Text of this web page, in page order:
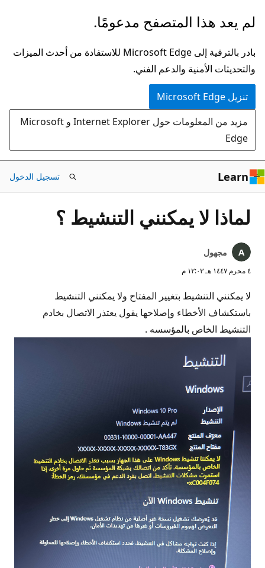
تخطي
إلى
المحتوى
الرئيسي
لم يعد هذا المتصفح مدعومًا.
بادر بالترقية إلى Microsoft Edge للاستفادة من أحدث الميزات
والتحديثات الأمنية والدعم الفني.
تنزيل Microsoft Edge
مزيد من المعلومات حول Internet Explorer و Microsoft
Edge
Learn تسجيل الدخول
لماذا لا يمكنني التنشيط ؟
مجهول
٤ محرم ١٤٤٧ هـ ١٢:٠٣ م
لا يمكنني التنشيط بتغيير المفتاح ولا يمكنني التنشيط
باستكشاف الأخطاء وإصلاحها يقول يعتذر الاتصال بخادم
التنشيط الخاص بالمؤسسه .